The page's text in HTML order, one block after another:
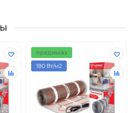
предзаказ
180 Вт/м2